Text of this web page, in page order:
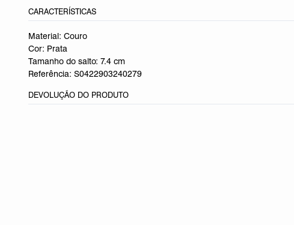
CARACTERÍSTICAS
Material: Couro
Cor: Prata
Tamanho do salto: 7.4 cm
Referência:S0422903240279
DEVOLUÇÃO DO PRODUTO